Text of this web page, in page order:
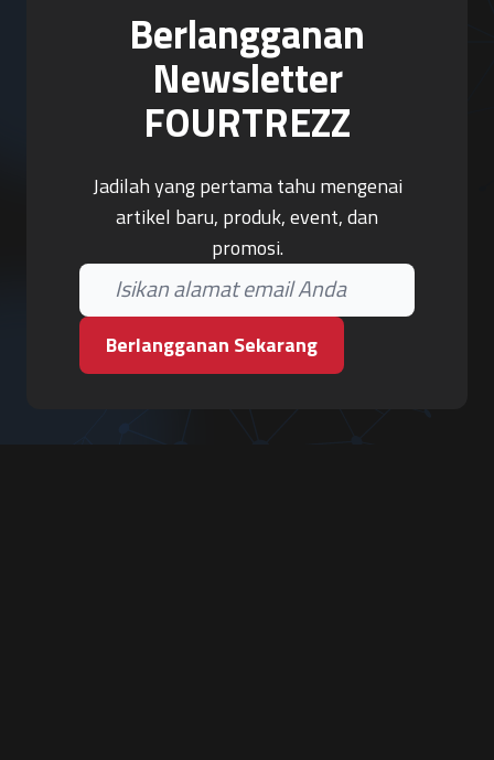
Berlangganan
Newsletter
FOURTREZZ
Jadilah yang pertama tahu mengenai
artikel baru, produk, event, dan
promosi.
Berlangganan Sekarang